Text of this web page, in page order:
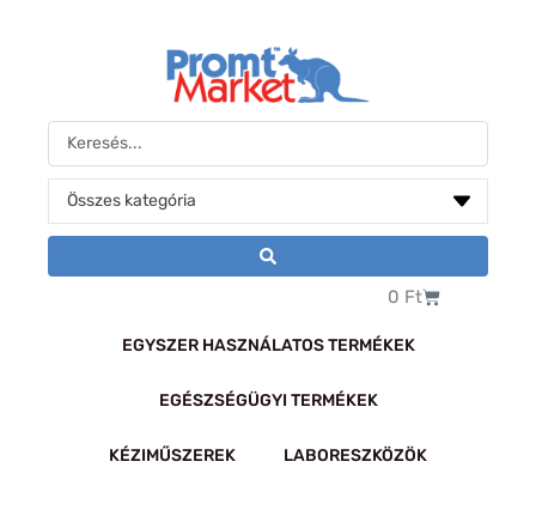
Search
...
0 FtKosár
EGYSZER HASZNÁLATOS TERMÉKEK
EGÉSZSÉGÜGYI TERMÉKEK
KÉZIMŰSZEREK LABORESZKÖZÖK